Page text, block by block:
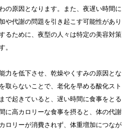
の原因となります。また、夜遅い時間に
や代謝の問題を引き起こす可能性があり
るために、夜型の人々は特定の美容対策
。
力を低下させ、乾燥やくすみの原因とな
取らないことで、老化を早める酸化スト
で起きていると、遅い時間に食事をとる
に高カロリーな食事を摂ると、体の代謝
ロリーが消費されず、体重増加につなが